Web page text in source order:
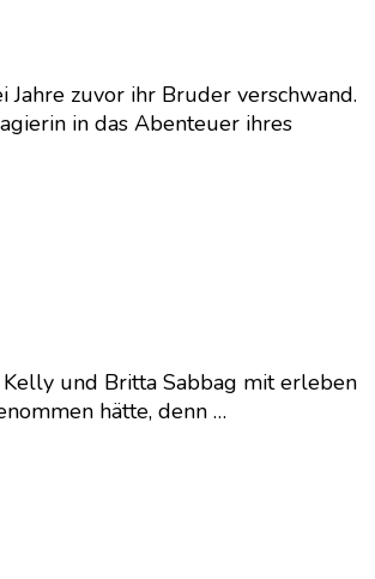
zuvor ihr Bruder verschwand.
in das Abenteuer ihres
und Britta Sabbag mit erleben
hätte, denn …